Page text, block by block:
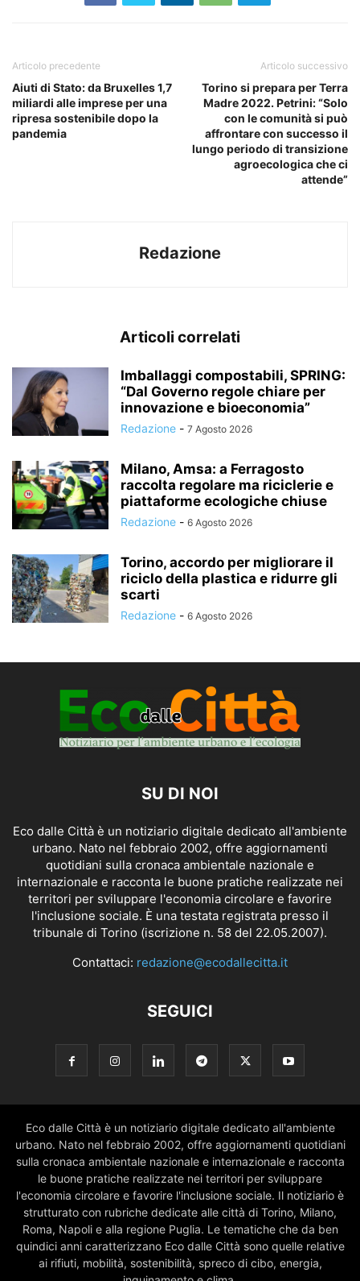
Articolo precedente
Aiuti di Stato: da Bruxelles 1,7
miliardi alle imprese per una
ripresa sostenibile dopo la
pandemia
Articolo successivo
Torino si prepara per Terra
Madre 2022. Petrini: “Solo
con le comunità si può
affrontare con successo il
lungo periodo di transizione
agroecologica che ci
attende”
Redazione
Articoli correlati
Imballaggi compostabili, SPRING:
“Dal Governo regole chiare per
innovazione e bioeconomia”
Redazione - 7 Agosto 2026
Milano, Amsa: a Ferragosto
raccolta regolare ma riciclerie e
piattaforme ecologiche chiuse
Redazione - 6 Agosto 2026
Torino, accordo per migliorare il
riciclo della plastica e ridurre gli
scarti
Redazione - 6 Agosto 2026
SU DI NOI
Eco dalle Città è un notiziario digitale dedicato all'ambiente
urbano. Nato nel febbraio 2002, offre aggiornamenti
quotidiani sulla cronaca ambientale nazionale e
internazionale e racconta le buone pratiche realizzate nei
territori per sviluppare l'economia circolare e favorire
l'inclusione sociale. È una testata registrata presso il
tribunale di Torino (iscrizione n. 58 del 22.05.2007).
Contattaci: redazione@ecodallecitta.it
SEGUICI
Eco dalle Città è un notiziario digitale dedicato all'ambiente
urbano. Nato nel febbraio 2002, offre aggiornamenti quotidiani
sulla cronaca ambientale nazionale e internazionale e racconta
le buone pratiche realizzate nei territori per sviluppare
l'economia circolare e favorire l'inclusione sociale. Il notiziario è
strutturato con rubriche dedicate alle città di Torino, Milano,
Roma, Napoli e alla regione Puglia. Le tematiche che da ben
quindici anni caratterizzano Eco dalle Città sono quelle relative
ai rifiuti, mobilità, sostenibilità, spreco di cibo, energia,